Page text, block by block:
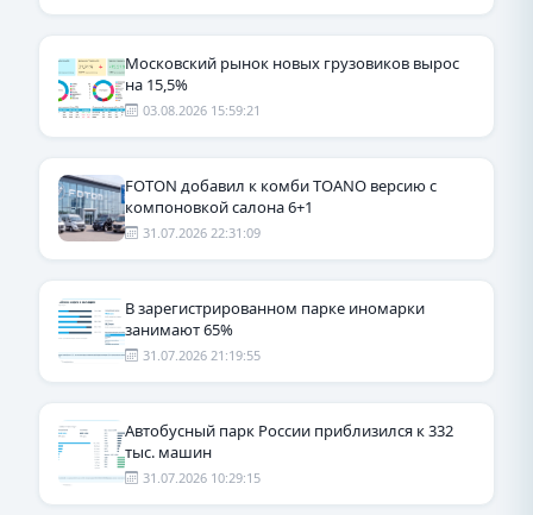
Московский рынок новых грузовиков вырос
на 15,5%
03.08.2026 15:59:21
FOTON добавил к комби TOANO версию с
компоновкой салона 6+1
31.07.2026 22:31:09
В зарегистрированном парке иномарки
занимают 65%
31.07.2026 21:19:55
Автобусный парк России приблизился к 332
тыс. машин
31.07.2026 10:29:15